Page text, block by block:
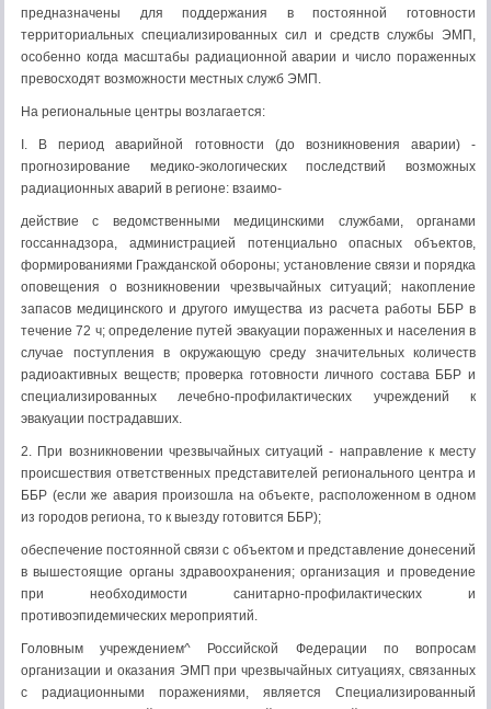
предназначены для поддержания в постоянной готовности
территориальных специализированных сил и средств службы ЭМП,
особенно когда масштабы радиационной аварии и число пораженных
превосходят возможности местных служб ЭМП.
На региональные центры возлагается:
I. В период аварийной готовности (до возникновения аварии) -
прогнозирование медико-экологических последствий возмож­ных
радиационных аварий в регионе: взаимо-
действие с ведомственными медицинскими службами, органами
госсаннадзора, администрацией потенциально опасных объектов,
формированиями Гражданской обороны; установление связи и порядка
опо­вещения о возникновении чрезвычайных ситуаций; накопление
запасов медицинского и другого имущества из расчета работы ББР в
течение 72 ч; определение путей эвакуации пораженных и населения в
случае поступ­ления в окружающую среду значительных количеств
радиоактивных веществ; проверка готовности личного состава ББР и
специализированных лечебно-профилакти­ческих учреждений к
эвакуации постра­давших.
2. При возникновении чрезвычайных ситу­аций - направление к месту
происшествия ответственных представителей регионально­го центра и
ББР (если же авария произошла на объекте, расположенном в одном
из горо­дов региона, то к выезду готовится ББР);
обеспечение постоянной связи с объектом и представление донесений
в вышестоящие органы здравоохранения; организация и проведение
при необходимости санитарно-профилактических и
противоэпидемических мероприятий.
Головным учреждением^ Российской Фе­дерации по вопросам
организации и ока­зания ЭМП при чрезвычайных ситуациях, связанных
с радиационными поражениями, является Специализированный